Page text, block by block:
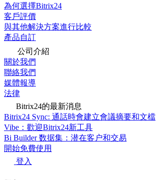
為何選擇Bitrix24
客戶評價
與其他解決方案進行比較
產品自訂
公司介紹
關於我們
聯絡我們
媒體報導
法律
Bitrix24的最新消息
Bitrix24 Sync: 通話時會建立會議摘要和文檔
Vibe：歡迎Bitrix24新工具
Bi Builder 数据集：潜在客户和交易
開始免費使用
登入